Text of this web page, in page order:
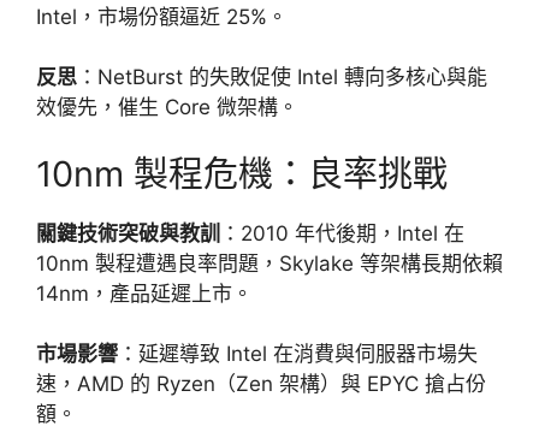
Intel，市場份額逼近 25%。
反思 ：NetBurst 的失敗促使 Intel 轉向多核心與能
效優先，催生 Core 微架構。
10nm 製程危機：良率挑戰
關鍵技術突破與教訓
：2010 年代後期，Intel 在
10nm 製程遭遇良率問題，Skylake 等架構長期依賴
14nm，產品延遲上市。
市場影響 ：延遲導致 Intel 在消費與伺服器市場失
速，AMD 的 Ryzen（Zen 架構）與 EPYC 搶占份
額。